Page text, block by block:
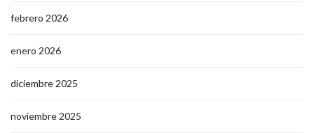
febrero 2026
enero 2026
diciembre 2025
noviembre 2025